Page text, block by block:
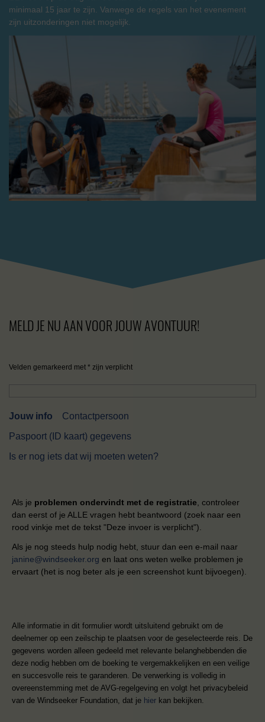
minimaal 15 jaar te zijn. Vanwege de regels van het evenement
zijn uitzonderingen niet mogelijk.
MELD JE NU AAN VOOR JOUW AVONTUUR!
Velden gemarkeerd met * zijn verplicht
Jouw info
Contactpersoon
Paspoort (ID kaart) gegevens
Is er nog iets dat wij moeten weten?
Als je problemen ondervindt met de registratie , controleer
dan eerst of je ALLE vragen hebt beantwoord (zoek naar een
rood vinkje met de tekst "Deze invoer is verplicht").
Als je nog steeds hulp nodig hebt, stuur dan een e-mail naar
janine@windseeker.org en laat ons weten welke problemen je
ervaart (het is nog beter als je een screenshot kunt bijvoegen).
Alle informatie in dit formulier wordt uitsluitend gebruikt om de
deelnemer op een zeilschip te plaatsen voor de geselecteerde reis. De
gegevens worden alleen gedeeld met relevante belanghebbenden die
deze nodig hebben om de boeking te vergemakkelijken en een veilige
en succesvolle reis te garanderen. De verwerking is volledig in
overeenstemming met de AVG-regelgeving en volgt het privacybeleid
van de Windseeker Foundation, dat je hier kan bekijken.